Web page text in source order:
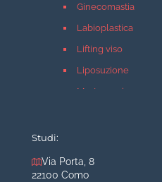
Ginecomastia
Labioplastica
Lifting viso
Liposuzione
Mastopessi
Rinoplastica
Studi:
Via Porta, 8
22100 Como